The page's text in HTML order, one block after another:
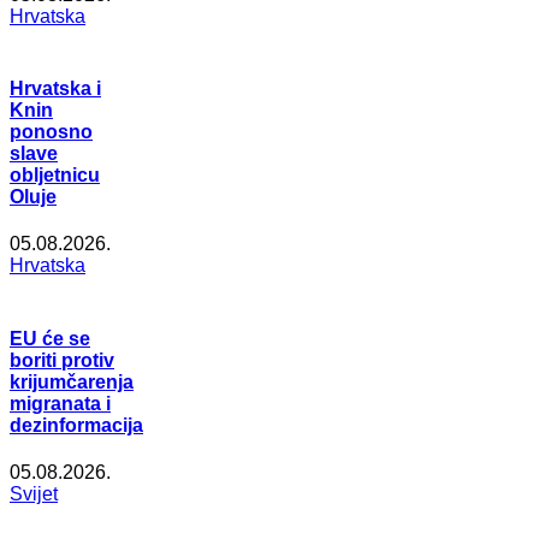
Hrvatska
Hrvatska i
Knin
ponosno
slave
obljetnicu
Oluje
05.08.2026.
Hrvatska
EU će se
boriti protiv
krijumčarenja
migranata i
dezinformacija
05.08.2026.
Svijet